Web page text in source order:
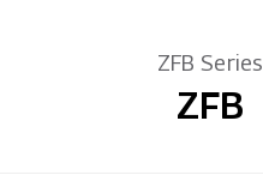
ZFB Series
ZFB